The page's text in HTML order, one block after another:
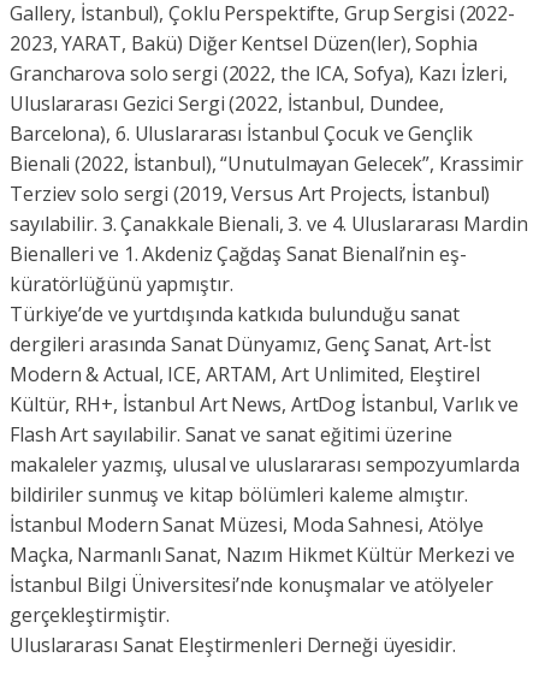
Gallery, İstanbul), Çoklu Perspektifte, Grup Sergisi (2022-
2023, YARAT, Bakü) Diğer Kentsel Düzen(ler), Sophia
Grancharova solo sergi (2022, the ICA, Sofya), Kazı İzleri,
Uluslararası Gezici Sergi (2022, İstanbul, Dundee,
Barcelona), 6. Uluslararası İstanbul Çocuk ve Gençlik
Bienali (2022, İstanbul), “Unutulmayan Gelecek”, Krassimir
Terziev solo sergi (2019, Versus Art Projects, İstanbul)
sayılabilir. 3. Çanakkale Bienali, 3. ve 4. Uluslararası Mardin
Bienalleri ve 1. Akdeniz Çağdaş Sanat Bienali’nin eş-
küratörlüğünü yapmıştır.
Türkiye’de ve yurtdışında katkıda bulunduğu sanat
dergileri arasında Sanat Dünyamız, Genç Sanat, Art-İst
Modern & Actual, ICE, ARTAM, Art Unlimited, Eleştirel
Kültür, RH+, İstanbul Art News, ArtDog İstanbul, Varlık ve
Flash Art sayılabilir. Sanat ve sanat eğitimi üzerine
makaleler yazmış, ulusal ve uluslararası sempozyumlarda
bildiriler sunmuş ve kitap bölümleri kaleme almıştır.
İstanbul Modern Sanat Müzesi, Moda Sahnesi, Atölye
Maçka, Narmanlı Sanat, Nazım Hikmet Kültür Merkezi ve
İstanbul Bilgi Üniversitesi’nde konuşmalar ve atölyeler
gerçekleştirmiştir.
Uluslararası Sanat Eleştirmenleri Derneği üyesidir.